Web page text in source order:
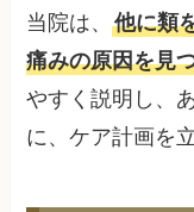
当院は、他に類
痛みの原因を見
やすく説明し、
に、ケア計画を